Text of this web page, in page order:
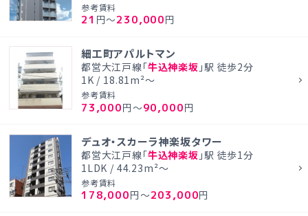
参考賃料
21 円～230,000円
細工町アパルトマン
都営大江戸線「牛込神楽坂 」駅 徒歩2分
1K / 18.81m²～
参考賃料
73,000円～90,000円
デュオ・スカーラ神楽坂タワー
都営大江戸線「牛込神楽坂 」駅 徒歩1分
1LDK / 44.23m²～
参考賃料
178,000円～203,000円